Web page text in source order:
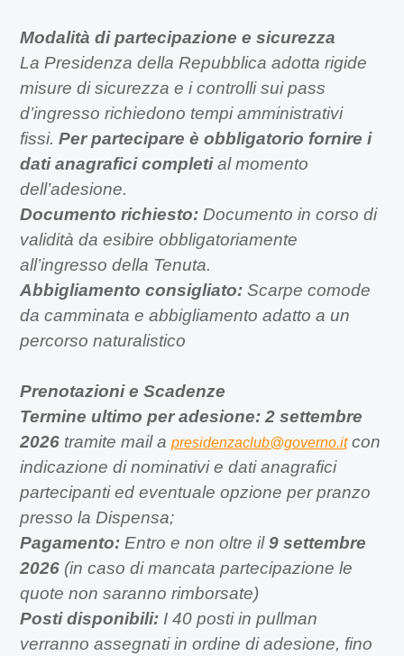
Modalità di partecipazione e sicurezza
La Presidenza della Repubblica adotta rigide
misure di sicurezza e i controlli sui pass
d’ingresso richiedono tempi amministrativi
fissi. Per partecipare è obbligatorio fornire i
dati anagrafici completial momento
dell’adesione.
Documento richiesto:Documento in corso di
validità da esibire obbligatoriamente
all’ingresso della Tenuta.
Abbigliamento consigliato:Scarpe comode
da camminata e abbigliamento adatto a un
percorso naturalistico
Prenotazioni e Scadenze
Termine ultimo per adesione: 2 settembre
2026 tramite mail a presidenzaclub@governo.itcon
indicazione di nominativi e dati anagrafici
partecipanti ed eventuale opzione per pranzo
presso la Dispensa;
Pagamento: Entro e non oltre il9 settembre
2026 (in caso di mancata partecipazione le
quote non saranno rimborsate)
Posti disponibili:I 40 posti in pullman
verranno assegnati in ordine di adesione, fino